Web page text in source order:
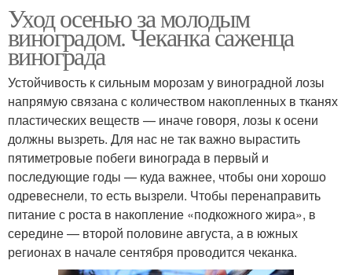
Уход осенью за молодым
виноградом. Чеканка саженца
винограда
Устойчивость к сильным морозам у виноградной лозы
напрямую связана с количеством накопленных в тканях
пластических веществ — иначе говоря, лозы к осени
должны вызреть. Для нас не так важно вырастить
пятиметровые побеги винограда в первый и
последующие годы — куда важнее, чтобы они хорошо
одревеснели, то есть вызрели. Чтобы перенаправить
питание с роста в накопление «подкожного жира», в
середине — второй половине августа, а в южных
регионах в начале сентября проводится чеканка.